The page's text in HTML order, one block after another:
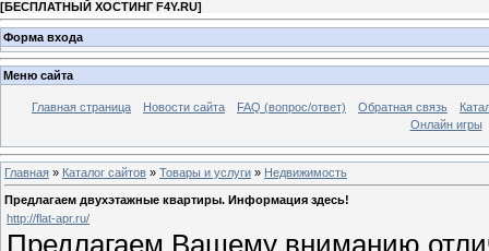
[БЕСПЛАТНЫЙ ХОСТИНГ F4Y.RU]
Форма входа
Меню сайта
Главная страница Новости сайта FAQ (вопрос/ответ) Обратная связь
Онлайн игры
Главная » Каталог сайтов » Товары и услуги » Недвижимость
Предлагаем двухэтажные квартиры. Информация здесь!
http://flat-apr.ru/
Предлагаем Вашему вниманию